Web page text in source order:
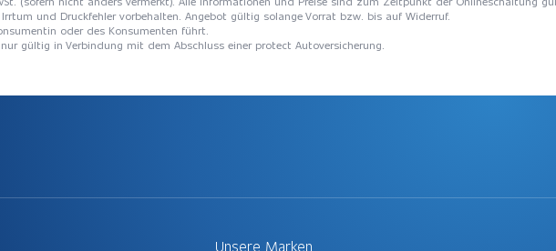
und Druckfehler vorbehalten. Angebot gültig solange Vorrat bzw. bis auf Widerruf.
oder des Konsumenten führt.
gültig in Verbindung mit dem Abschluss einer protect Autoversicherung.
Unsere Marken